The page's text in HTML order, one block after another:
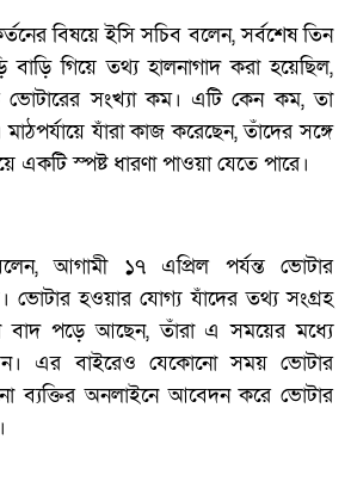
বিষয়ে ইসি সচিব বলেন, সর্বশেষ তিন
গিয়ে তথ্য হালনাগাদ করা হয়েছিল,
সংখ্যা কম। এটি কেন কম, তা
যাঁরা কাজ করেছেন, তাঁদের সঙ্গে
একটি স্পষ্ট ধারণা পাওয়া যেতে পারে।
আগামী ১৭ এপ্রিল পর্যন্ত ভোটার
ভোটার হওয়ার যোগ্য যাঁদের তথ্য সংগ্রহ
বাদ পড়ে আছেন, তাঁরা এ সময়ের মধ্যে
এর বাইরেও যেকোনো সময় ভোটার
ব্যক্তির অনলাইনে আবেদন করে ভোটার